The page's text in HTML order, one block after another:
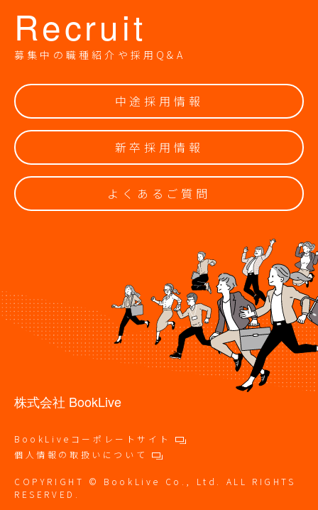
Recruit
募集中の職種紹介や採用Q&A
中途採用情報
新卒採用情報
よくあるご質問
株式会社 BookLive
BookLiveコーポレートサイト
個人情報の取扱いについて
COPYRIGHT © BookLive Co., Ltd. ALL RIGHTS
RESERVED.